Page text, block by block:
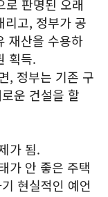
판명된 오래
리고, 정부가 공
재산을 수용하
획득.
, 정부는 기존 구
운 건설을 할
가 됨.
가 안 좋은 주택
현실적인 예언